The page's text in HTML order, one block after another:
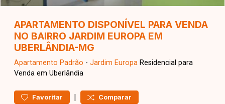
APARTAMENTO DISPONÍVEL PARA VENDA
NO BAIRRO JARDIM EUROPA EM
UBERLÂNDIA-MG
Apartamento Padrão - Jardim Europa Residencial para
Venda em Uberlândia
Favoritar | Comparar